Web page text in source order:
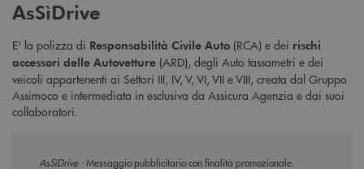
AsSìDrive
E' la polizza di Responsabilità Civile Auto (RCA) e dei rischi
accessori delle Autovetture (ARD), degli Auto tassametri e dei
veicoli appartenenti ai Settori III, IV, V, VI, VII e VIII, creata dal Gruppo
Assimoco e intermediata in esclusiva da Assicura Agenzia e dai suoi
collaboratori.
AsSìDrive -Messaggio pubblicitario con finalità promozionale.